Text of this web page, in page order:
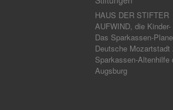
HAUS DER STIFTER
AUFWIND, die
Das Sparkassen-
Deutsche Mozartstadt
Sparkassen-
Augsburg